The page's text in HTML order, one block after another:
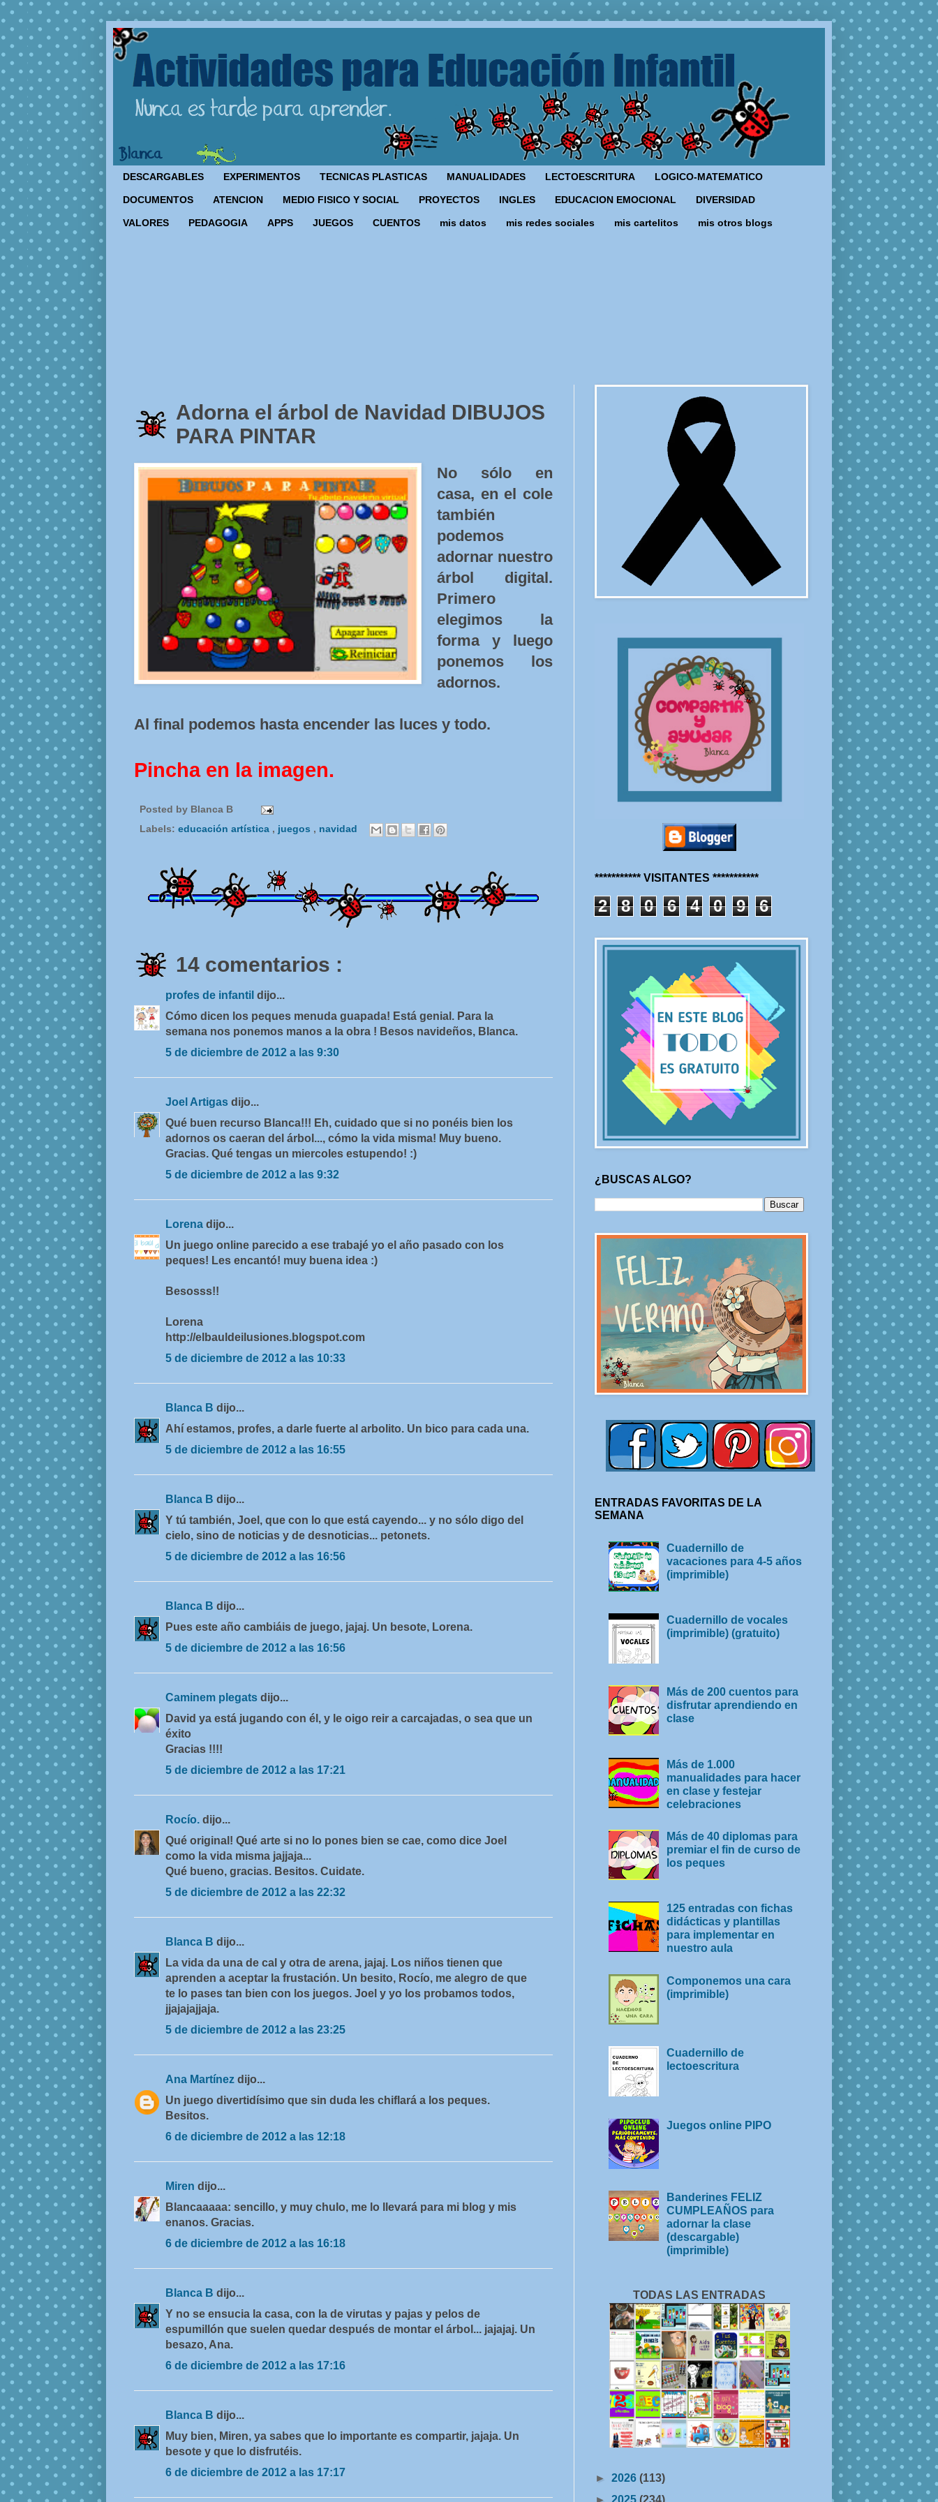
DESCARGABLES EXPERIMENTOS TECNICAS PLASTICAS MANUALIDADES LECTOESCRITURA LOGICO-MATEMATICO
DOCUMENTOS ATENCION MEDIO FISICO Y SOCIAL PROYECTOS INGLES EDUCACION EMOCIONAL DIVERSIDAD
VALORES PEDAGOGIA APPS JUEGOS CUENTOS mis datos mis redes sociales mis cartelitos mis otros blogs
Adorna el árbol de Navidad DIBUJOS
PARA PINTAR
No sólo en
casa, en el cole
también
podemos
adornar nuestro
árbol digital.
Primero
elegimos la
forma y luego
ponemos los
adornos.
Al final podemos hasta encender las luces y todo.
Pincha en la imagen.
Posted by Blanca B
Labels: educación artística , juegos , navidad
14 comentarios :
profes de infantil dijo...
Cómo dicen los peques menuda guapada! Está genial. Para la
semana nos ponemos manos a la obra ! Besos navideños, Blanca.
5 de diciembre de 2012 a las 9:30
Joel Artigas dijo...
Qué buen recurso Blanca!!! Eh, cuidado que si no ponéis bien los
adornos os caeran del árbol..., cómo la vida misma! Muy bueno.
Gracias. Qué tengas un miercoles estupendo! :)
5 de diciembre de 2012 a las 9:32
Lorena dijo...
Un juego online parecido a ese trabajé yo el año pasado con los
peques! Les encantó! muy buena idea :)
Besosss!!
Lorena
http://elbauldeilusiones.blogspot.com
5 de diciembre de 2012 a las 10:33
Blanca B dijo...
Ahí estamos, profes, a darle fuerte al arbolito. Un bico para cada una.
5 de diciembre de 2012 a las 16:55
Blanca B dijo...
Y tú también, Joel, que con lo que está cayendo... y no sólo digo del
cielo, sino de noticias y de desnoticias... petonets.
5 de diciembre de 2012 a las 16:56
Blanca B dijo...
Pues este año cambiáis de juego, jajaj. Un besote, Lorena.
5 de diciembre de 2012 a las 16:56
Caminem plegats dijo...
David ya está jugando con él, y le oigo reir a carcajadas, o sea que un
éxito
Gracias !!!!
5 de diciembre de 2012 a las 17:21
Rocío. dijo...
Qué original! Qué arte si no lo pones bien se cae, como dice Joel
como la vida misma jajjaja...
Qué bueno, gracias. Besitos. Cuidate.
5 de diciembre de 2012 a las 22:32
Blanca B dijo...
La vida da una de cal y otra de arena, jajaj. Los niños tienen que
aprenden a aceptar la frustación. Un besito, Rocío, me alegro de que
te lo pases tan bien con los juegos. Joel y yo los probamos todos,
jjajajajjaja.
5 de diciembre de 2012 a las 23:25
Ana Martínez dijo...
Un juego divertidísimo que sin duda les chiflará a los peques.
Besitos.
6 de diciembre de 2012 a las 12:18
Miren dijo...
Blancaaaaa: sencillo, y muy chulo, me lo llevará para mi blog y mis
enanos. Gracias.
6 de diciembre de 2012 a las 16:18
Blanca B dijo...
Y no se ensucia la casa, con la de virutas y pajas y pelos de
espumillón que suelen quedar después de montar el árbol... jajajaj. Un
besazo, Ana.
6 de diciembre de 2012 a las 17:16
Blanca B dijo...
Muy bien, Miren, ya sabes que lo importante es compartir, jajaja. Un
besote y que lo disfrutéis.
6 de diciembre de 2012 a las 17:17
*********** VISITANTES ***********
2 8 0 6 4 0 9 6
¿BUSCAS ALGO?
ENTRADAS FAVORITAS DE LA
SEMANA
Cuadernillo de
vacaciones para 4-5 años
(imprimible)
Cuadernillo de vocales
(imprimible) (gratuito)
Más de 200 cuentos para
disfrutar aprendiendo en
clase
Más de 1.000
manualidades para hacer
en clase y festejar
celebraciones
Más de 40 diplomas para
premiar el fin de curso de
los peques
125 entradas con fichas
didácticas y plantillas
para implementar en
nuestro aula
Componemos una cara
(imprimible)
Cuadernillo de
lectoescritura
Juegos online PIPO
Banderines FELIZ
CUMPLEAÑOS para
adornar la clase
(descargable)
(imprimible)
TODAS LAS ENTRADAS
► 2026 (113)